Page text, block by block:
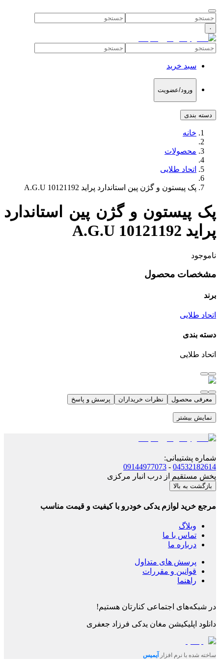
۰
سبد خرید
ورود/عضویت
دسته بندی
خانه
محصولات
اتحاد طلایی
پک پیستون و گژن پین استاندارد پراید 10121192 A.G.U
پک پیستون و گژن پین استاندارد
پراید 10121192 A.G.U
ناموجود
مشخصات محصول
برند
اتحاد طلایی
دسته بندی
اتحاد طلایی
معرفی محصول نظرات خریداران پرسش و پاسخ
نمایش بیشتر
شماره پشتیبانی:
04532182614
-
09144977073
پخش مستقیم از درب انبار مرکزی
بازگشت به بالا
مرجع خرید لوازم یدکی خودرو با کیفیت و قیمت مناسب
وبلاگ
تماس با ما
درباره ما
پرسش های متداول
قوانین و مقررات
راهنما
در شبکه‌های اجتماعی کنارتان هستیم!
دانلود اپلیکیشن مغان یدکی فرزاد جعفری
ساخته شده با نرم افزار آیمیس